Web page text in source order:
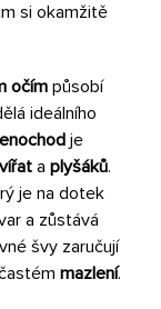
si okamžitě
očím působí
ideálního
je
a plyšáků.
je na dotek
a zůstává
švy zaručují
mazlení.